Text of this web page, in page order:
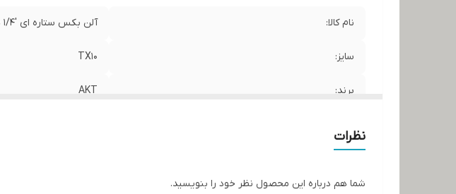
نام کالا: آلن بکس ستاره ای '1/4 درایو
سایز: TX10
برند: AKT
نظرات
شما هم درباره این محصول نظر خود را بنویسید.